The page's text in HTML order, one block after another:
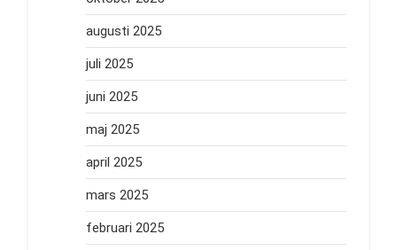
augusti 2025
juli 2025
juni 2025
maj 2025
april 2025
mars 2025
februari 2025